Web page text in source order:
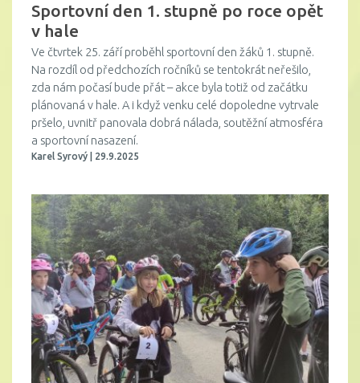
Sportovní den 1. stupně po roce opět
v hale
Ve čtvrtek 25. září proběhl sportovní den žáků 1. stupně.
Na rozdíl od předchozích ročníků se tentokrát neřešilo,
zda nám počasí bude přát – akce byla totiž od začátku
plánovaná v hale. A i když venku celé dopoledne vytrvale
pršelo, uvnitř panovala dobrá nálada, soutěžní atmosféra
a sportovní nasazení.
Karel Syrový | 29.9.2025